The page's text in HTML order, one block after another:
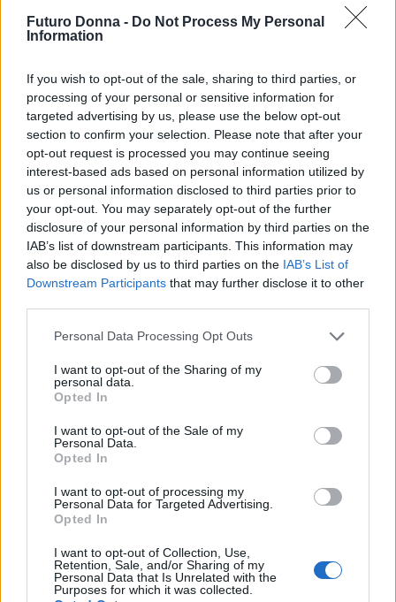
Futuro Donna - Do Not Process My Personal
Information
If you wish to opt-out of the sale, sharing to third parties, or
processing of your personal or sensitive information for
targeted advertising by us, please use the below opt-out
section to confirm your selection. Please note that after your
opt-out request is processed you may continue seeing
interest-based ads based on personal information utilized by
us or personal information disclosed to third parties prior to
your opt-out. You may separately opt-out of the further
disclosure of your personal information by third parties on the
IAB’s list of downstream participants. This information may
also be disclosed by us to third parties on the IAB’s List of
Downstream Participants that may further disclose it to other
Please note that this website/app uses one or more Google
not limited to your visit or usage behaviour. You may click to
grant or deny consent to Google and its third-party tags to
use your data for below specified purposes in below Google
consent section.
Personal Data Processing Opt Outs
I want to opt-out of the Sharing of my
personal data.
Opted In
I want to opt-out of the Sale of my
Personal Data.
Opted In
I want to opt-out of processing my
Personal Data for Targeted Advertising.
Opted In
I want to opt-out of Collection, Use,
Retention, Sale, and/or Sharing of my
Personal Data that Is Unrelated with the
Purposes for which it was collected.
Beatrice Bonaventura · 22 Lug 2026
ansia, irritabilità e disturbi psichiatrici
Il caldo estremo non solo affatica il corpo, ma ha effetti
significativi anche sulla salute mentale, aumentando ansia,
irritabilità e disturbi del…
Beatrice Bonaventura · 21 Lug 2026
PSICOLOGIA
Dalla memoria del corpo all’orientamento
politico delle chatbot
Un viaggio tra le ferite del passato e l'anima progressista delle
intelligenze artificiali, alla scoperta di come il nostro vissuto ci